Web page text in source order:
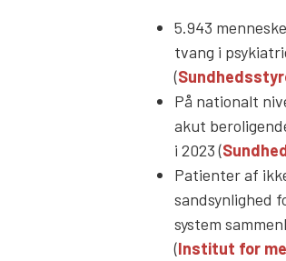
5.943
tvang i
(
På nationalt
akut
i 2023 (
Patienter af
sandsynlighed
system
(Institut for